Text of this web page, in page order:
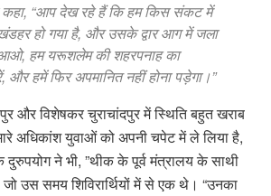
“आप देख रहे हैं कि हम किस संकट में
हो गया है, और उसके द्वार आग में जला
हम यरूशलेम की शहरपनाह का
और हमें फिर अपमानित नहीं होना पड़ेगा।”
और विशेषकर चुराचांदपुर में स्थिति बहुत खराब
अधिकांश युवाओं को अपनी चपेट में ले लिया है,
ने भी, ”थीक के पूर्व मंत्रालय के साथी
उस समय शिविरार्थियों में से एक थे। “उनका